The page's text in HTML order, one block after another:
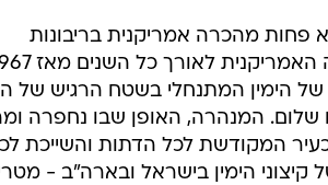
פחות מהכרה אמריקנית בריבונות
הימין המתנחלי בשטח הרגיש של
המנהרה, האופן שבו נחפרה
המקודשת לכל הדתות והשייכת
קיצוני הימין בישראל ובארה"ב -